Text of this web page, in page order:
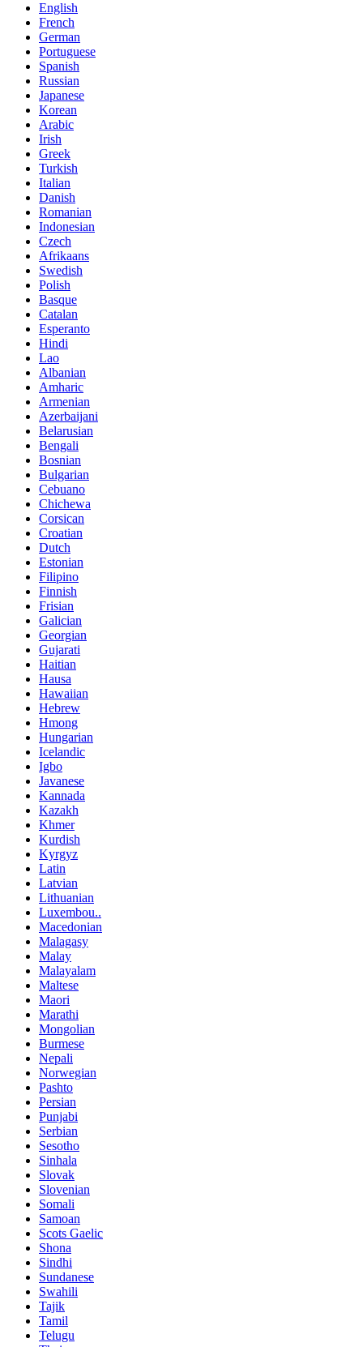
English
French
German
Portuguese
Spanish
Russian
Japanese
Korean
Arabic
Irish
Greek
Turkish
Italian
Danish
Romanian
Indonesian
Czech
Afrikaans
Swedish
Polish
Basque
Catalan
Esperanto
Hindi
Lao
Albanian
Amharic
Armenian
Azerbaijani
Belarusian
Bengali
Bosnian
Bulgarian
Cebuano
Chichewa
Corsican
Croatian
Dutch
Estonian
Filipino
Finnish
Frisian
Galician
Georgian
Gujarati
Haitian
Hausa
Hawaiian
Hebrew
Hmong
Hungarian
Icelandic
Igbo
Javanese
Kannada
Kazakh
Khmer
Kurdish
Kyrgyz
Latin
Latvian
Lithuanian
Luxembou..
Macedonian
Malagasy
Malay
Malayalam
Maltese
Maori
Marathi
Mongolian
Burmese
Nepali
Norwegian
Pashto
Persian
Punjabi
Serbian
Sesotho
Sinhala
Slovak
Slovenian
Somali
Samoan
Scots Gaelic
Shona
Sindhi
Sundanese
Swahili
Tajik
Tamil
Telugu